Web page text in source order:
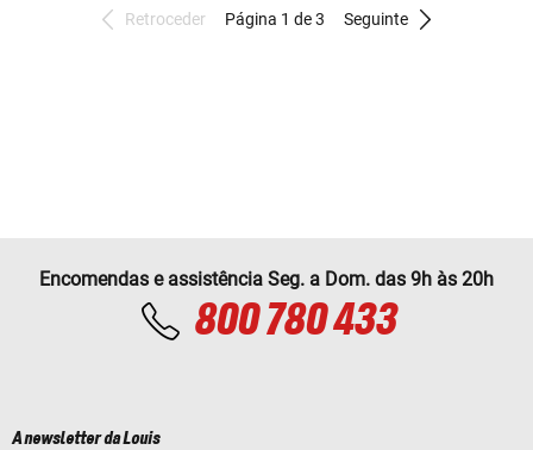
Retroceder Página 1 de 3 Seguinte
Encomendas e assistência Seg. a Dom. das 9h às 20h
800 780 433
A newsletter da Louis